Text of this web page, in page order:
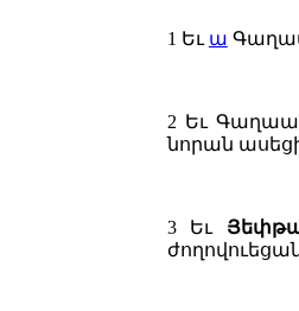
1 Եւ ա
2 Եւ
նորան
3 Եւ